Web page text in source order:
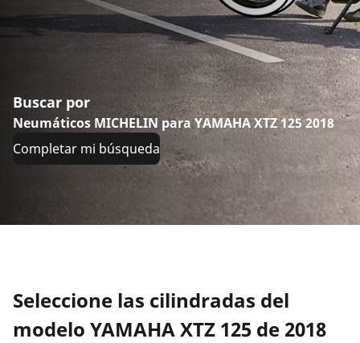
Buscar por
Neumáticos MICHELIN para YAMAHA XTZ 125 2018
Completar mi búsqueda
Seleccione las cilindradas del
modelo YAMAHA XTZ 125 de 2018